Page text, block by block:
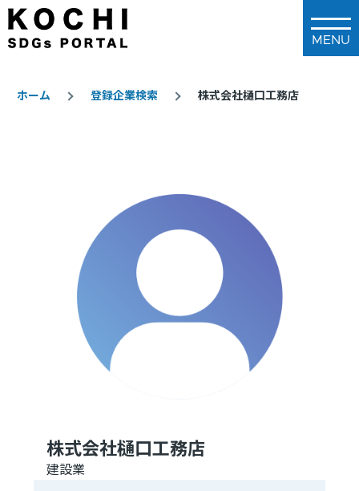
メインコンテンツに移動
ホーム 登録企業検索 株式会社樋口工務店
株式会社樋口工務店
建設業